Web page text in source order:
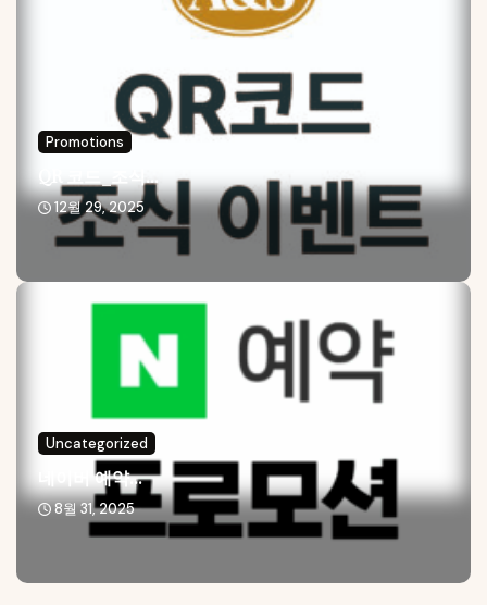
Promotions
12월 29, 2025
Uncategorized
네이버 예약...
8월 31, 2025